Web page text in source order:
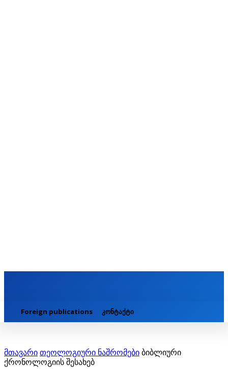
Foreign publications კონტაქტი
მთავარი თეოლოგიური ნაშრომები ბიბლიური
ქრონოლოგიის შესახებ